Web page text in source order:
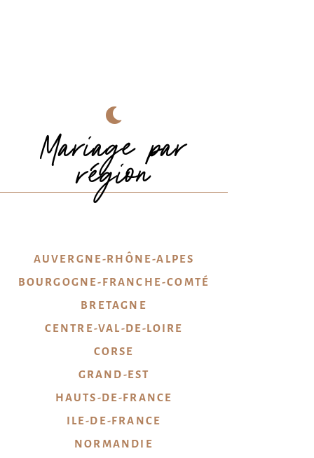
Mariage par
région
AUVERGNE-RHÔNE-ALPES
BOURGOGNE-FRANCHE-COMTÉ
BRETAGNE
CENTRE-VAL-DE-LOIRE
CORSE
GRAND-EST
HAUTS-DE-FRANCE
ILE-DE-FRANCE
NORMANDIE